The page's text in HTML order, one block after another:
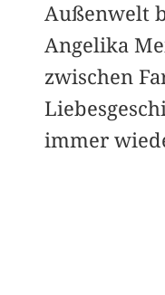
Außenwelt
Angelika
zwischen
immer